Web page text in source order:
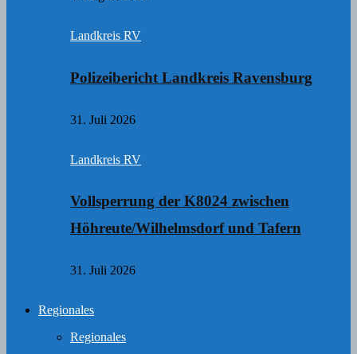
Landkreis RV
Polizeibericht Landkreis Ravensburg
31. Juli 2026
Landkreis RV
Vollsperrung der K8024 zwischen
Höhreute/Wilhelmsdorf und Tafern
31. Juli 2026
Regionales
Regionales